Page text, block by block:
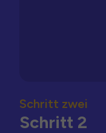
Schritt zwei
Schritt 2